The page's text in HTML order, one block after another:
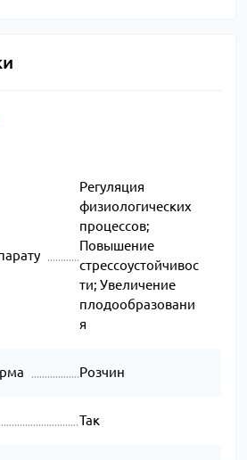
Регуляция
физиологических
процессов;
Повышение
стрессоустойчивос
ти; Увеличение
плодообразовани
я
Розчин
Так